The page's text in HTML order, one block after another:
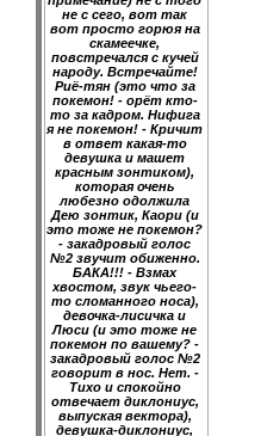
не с сего, вот так
вот просто горюя на
скамеечке,
повстречался с кучей
народу. Встречайте!
Риё-тян (это что за
покемон! - орёт кто-
то за кадром. Нифига
я не покемон! - Кричит
в ответ какая-то
девушка и машет
красным зонтиком),
которая очень
любезно одолжила
Дею зонтик, Каори (и
это тоже не покемон?
- закадровый голос
№2 звучит обиженно.
БАКА!!! - Взмах
хвостом, звук чьего-
то сломанного носа),
девочка-лисичка и
Люси (и это тоже не
покемон по вашему? -
закадровый голос №2
говорит в нос. Нет. -
Тихо и спокойно
отвечает диклониус,
выпуская вектора),
девушка-диклониус,